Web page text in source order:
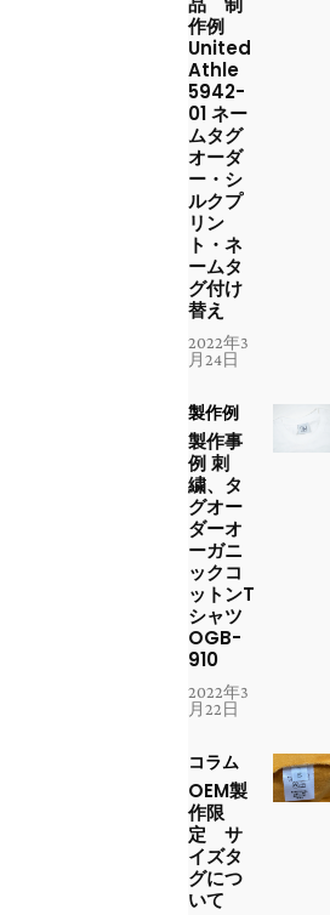
作例
United
Athle
5942-
01 ネー
ムタグ
オーダ
ー・シ
ルクプ
リン
ト・ネ
ームタ
グ付け
替え
2022年3
月24日
製作例
製作事
例 刺
繍、タ
グオー
ダーオ
ーガニ
ックコ
ットンT
シャツ
OGB-
910
2022年3
月22日
コラム
OEM製
作限
定 サ
イズタ
グにつ
いて